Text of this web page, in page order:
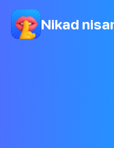
Nikad